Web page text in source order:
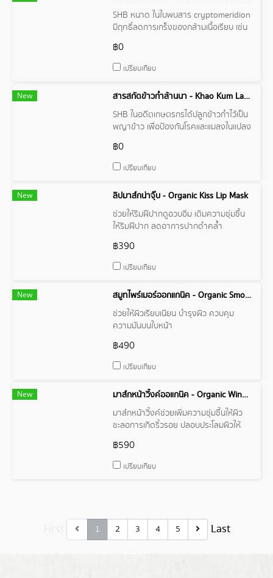
SHB หนาด ในใบพบสาร cryptomeridion
มีฤทธิ์ลดการเกร็งของกล้ามเนื้อเรียบ เช่น
จะได้สารระเหยง่ายและสารกลุ่ม ฟลาโว
นอยด์
฿0
เปรียบเทียบ
New
สารสกัดข้าวก่ำล้านนา - Khao Kum Lanna Extract
SHB ในอดีตเกษตรกรได้ปลูกข้าวก่ำไว้เป็น
พญาข้าว เพื่อป้องกันโรคและแมลงในแปลง
พืชเศรษฐกิจ เมื่อเก็บเกี่ยวแล้วเก็บไว้เพื่อทำ
พิธีกรรม เป็นยารักษาโรค อุดมไปด้วยสาร
฿0
เปรียบเทียบ
New
ลิปมาส์กน่าจุ๊บ - Organic Kiss Lip Mask
ช่วยให้ริมฝีปากดูอวบอิ่ม เติมความชุ่มชื้น
ให้ริมฝีปาก ลดอาการปากดำคล้ำ
฿390
เปรียบเทียบ
New
สมูทไพร์เมอร์ออกแกนิค - Organic Smooth Primer
ช่วยให้ผิวเรียบเนียน บำรุงผิว ควบคุม
ความมันบนใบหน้า
฿490
เปรียบเทียบ
New
มาส์กหน้าวิ้่งค์ออแกนิค - Organic Wink Facial Mask
มาส์กหน้าวิ้งค์ช่วยเพิ่มความชุ่มชื้นให้ผิว
ชะลอการเกิดริ้วรอย ปลอบประโลมผิวให้
฿590
เปรียบเทียบ
1 2 3 4 5 Last